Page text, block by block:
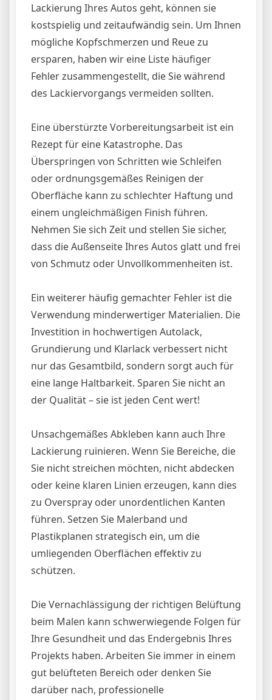
Lackierung Ihres Autos geht, können sie
kostspielig und zeitaufwändig sein. Um Ihnen
mögliche Kopfschmerzen und Reue zu
ersparen, haben wir eine Liste häufiger
Fehler zusammengestellt, die Sie während
des Lackiervorgangs vermeiden sollten.
Eine überstürzte Vorbereitungsarbeit ist ein
Rezept für eine Katastrophe. Das
Überspringen von Schritten wie Schleifen
oder ordnungsgemäßes Reinigen der
Oberfläche kann zu schlechter Haftung und
einem ungleichmäßigen Finish führen.
Nehmen Sie sich Zeit und stellen Sie sicher,
dass die Außenseite Ihres Autos glatt und frei
von Schmutz oder Unvollkommenheiten ist.
Ein weiterer häufig gemachter Fehler ist die
Verwendung minderwertiger Materialien. Die
Investition in hochwertigen Autolack,
Grundierung und Klarlack verbessert nicht
nur das Gesamtbild, sondern sorgt auch für
eine lange Haltbarkeit. Sparen Sie nicht an
der Qualität – sie ist jeden Cent wert!
Unsachgemäßes Abkleben kann auch Ihre
Lackierung ruinieren. Wenn Sie Bereiche, die
Sie nicht streichen möchten, nicht abdecken
oder keine klaren Linien erzeugen, kann dies
zu Overspray oder unordentlichen Kanten
führen. Setzen Sie Malerband und
Plastikplanen strategisch ein, um die
umliegenden Oberflächen effektiv zu
schützen.
Die Vernachlässigung der richtigen Belüftung
beim Malen kann schwerwiegende Folgen für
Ihre Gesundheit und das Endergebnis Ihres
Projekts haben. Arbeiten Sie immer in einem
gut belüfteten Bereich oder denken Sie
darüber nach, professionelle